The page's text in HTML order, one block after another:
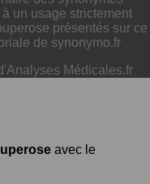
un usage strictement
présentés sur ce
de synonymo.fr
Médicales.fr
avec le